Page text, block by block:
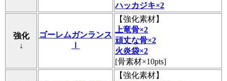
ハッカジキ×2
強化
↓
ゴーレムガンランス
【強化素材】
上竜骨×2
頑丈な骨×2
火炎袋×2
[骨素材×10pts]
【強化素材】